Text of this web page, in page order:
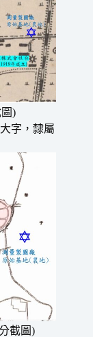
)
字，隸屬
截圖)